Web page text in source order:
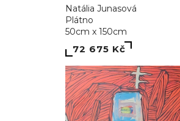
Natália Junasová
Plátno
50cm x 150cm
72 675 Kč